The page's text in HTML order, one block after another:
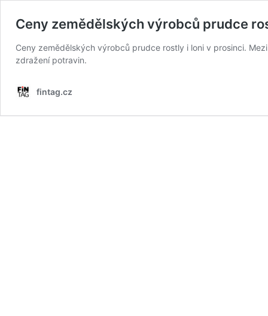
Ceny zemědělských výrobců prudce
Ceny zemědělských výrobců prudce rostly i loni v prosinci.
zdražení potravin.
fintag.cz